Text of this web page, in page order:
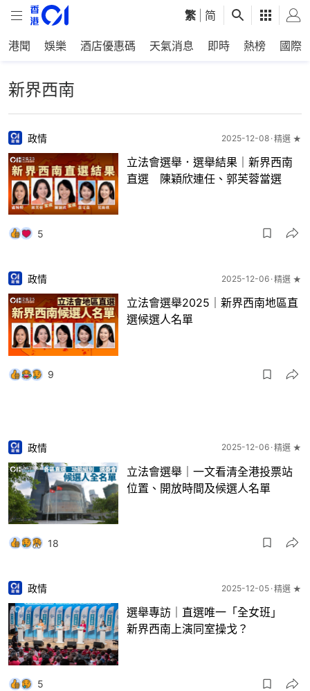
繁 简
港聞 娛樂 酒店優惠碼 天氣消息 即時 熱榜 國際
新界西南
政情 2025-12-08 精選 ★
立法會選舉．選舉結果｜新界西南
直選 陳穎欣連任、郭芙蓉當選
5
政情 2025-12-06 精選 ★
立法會選舉2025｜新界西南地區直
選候選人名單
9
政情 2025-12-06 精選 ★
立法會選舉｜一文看清全港投票站
位置、開放時間及候選人名單
18
政情 2025-12-05 精選 ★
選舉專訪｜直選唯一「全女班」
新界西南上演同室操戈？
5